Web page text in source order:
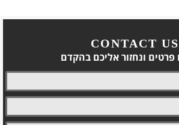
CONTACT US
פרטים ונחזור אליכם בהקדם